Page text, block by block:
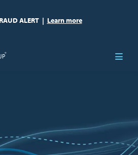
ALERT | Learn more